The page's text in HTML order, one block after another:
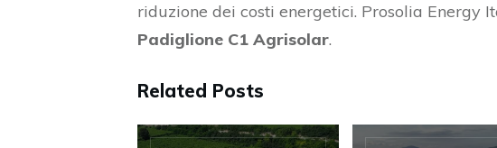
riduzione dei costi energetici. Prosolia Energy
Padiglione C1 Agrisolar.
Related Posts